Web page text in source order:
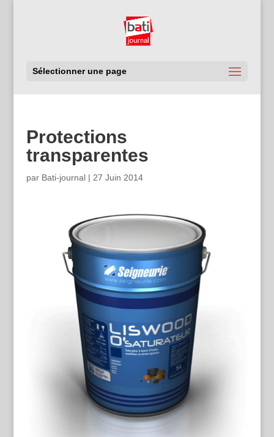
Sélectionner une page
Protections
transparentes
par Bati-journal| 27 Juin 2014